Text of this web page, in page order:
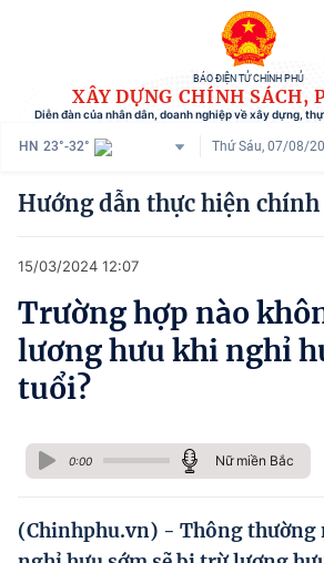
BÁO ĐIỆN TỬ CHÍNH PHỦ
XÂY DỰNG CHÍNH SÁCH,
Diễn đàn của nhân dân, doanh nghiệp về xây dựng,
HN 23°-32° Thứ Sáu, 07/08/
Danh mục
Tham vấn chính sách
Người dân góp ý
Chính sách và cuộc sống
Phát triển kinh tế tư nhân và doanh
Hướng dẫn thực hiện chính
15/03/2024 12:07
Trường hợp nào
lương hưu khi nghỉ
tuổi?
0:00 Nữ miền Bắc
(Chinhphu.vn) - Thông thường